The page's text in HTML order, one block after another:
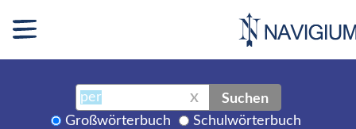
X Suchen
Großwörterbuch Schulwörterbuch